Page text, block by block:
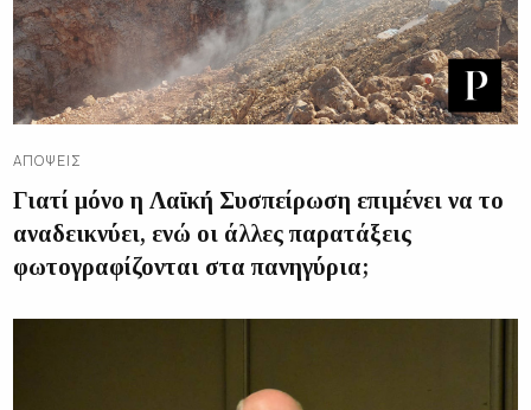
ΑΠΌΨΕΙΣ
Γιατί μόνο η Λαϊκή Συσπείρωση επιμένει να το
αναδεικνύει, ενώ οι άλλες παρατάξεις
φωτογραφίζονται στα πανηγύρια;